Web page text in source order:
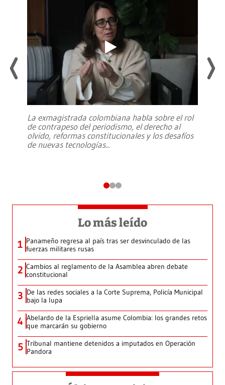
La exmagistrada colombiana habla sobre el rol
de contrapeso del periodismo, el derecho al
olvido, reformas constitucionales y los desafíos
de nuevas tecnologías...
Lo más leído
1 Panameño regresa al país tras ser desvinculado de las
fuerzas militares rusas
2 Cambios al reglamento de la Asamblea abren debate
constitucional
3 De las redes sociales a la Corte Suprema, Policía Municipal
bajo la lupa
4 Abelardo de la Espriella asume Colombia: los grandes retos
que marcarán su gobierno
5 Tribunal mantiene detenidos a imputados en Operación
Pandora